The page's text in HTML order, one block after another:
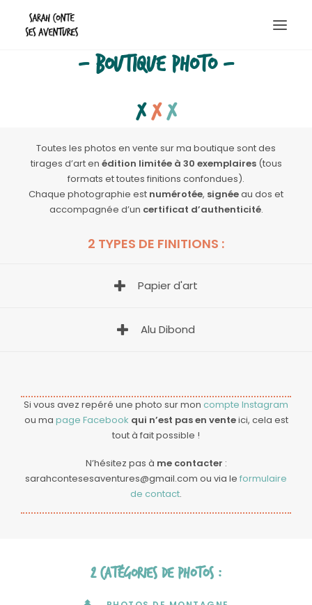
Randos & bivouacs
Escapades
Boutique photo
Contact
Recherche
- Boutique photo -
xxx
Toutes les photos en vente sur ma boutique sont des
tirages d’art en édition limitée à 30 exemplaires(tous
formats et toutes finitions confondues).
Chaque photographie est numérotée, signéeau dos et
accompagnée d’un certificat d’authenticité.
2 TYPES DE FINITIONS :
Papier d'art
Alu Dibond
Si vous avez repéré une photo sur mon compte Instagram
ou ma page Facebook qui n’est pas en venteici, cela est
tout à fait possible !
N’hésitez pas à me contacter :
sarahcontesesaventures@gmail.com ou via le formulaire
de contact.
2 catégories de photos :